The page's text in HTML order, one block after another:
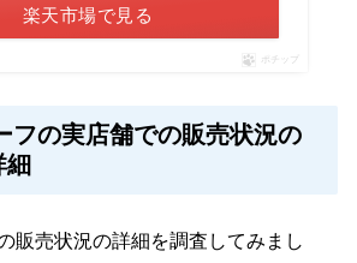
楽天市場で見る
ポチップ
フの実店舗での販売状況の
細
販売状況の詳細を調査してみまし